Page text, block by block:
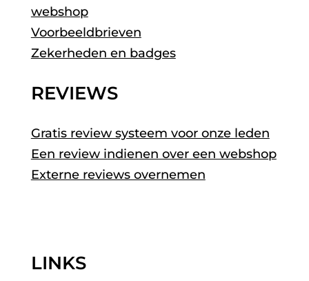
webshop
Voorbeeldbrieven
Zekerheden en badges
REVIEWS
Gratis review systeem voor onze leden
Een review indienen over een webshop
Externe reviews overnemen
LINKS